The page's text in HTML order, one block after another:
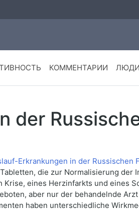
КОММЕНТАРИИ ЛЮДИ
der
die zur Normalisierung der
eines Herzinfarkts und eines
aber nur der behandelnde
haben unterschiedliche